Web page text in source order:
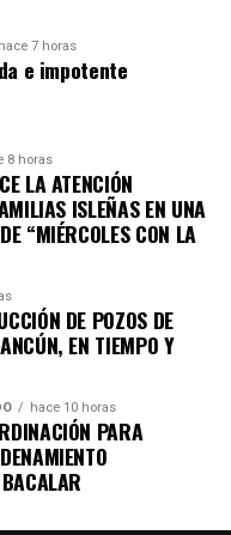
al instante
de
noticias más
Roo directamente
hace 7 horas
e impotente
8 horas
LA ATENCIÓN
ISLEÑAS EN UNA
“MIÉRCOLES CON LA
DE POZOS DE
EN TIEMPO Y
hace 10 horas
PARA